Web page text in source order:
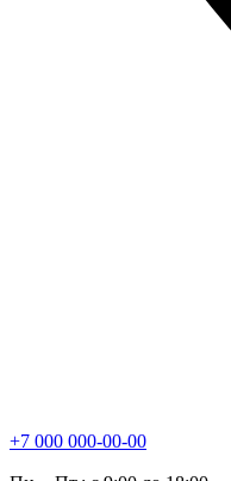
+7 000 000-00-00